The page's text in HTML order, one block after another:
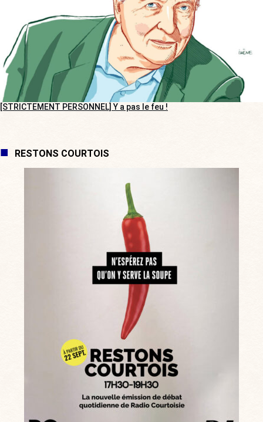
[STRICTEMENT PERSONNEL] Y a pas le feu !
RESTONS COURTOIS